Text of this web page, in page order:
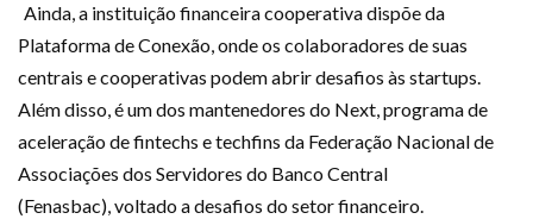
Ainda,a instituição financeira cooperativadispõe da
Plataforma de Conexão,ondeos colaboradores de suas
centrais e cooperativas podem abrir desafios às startups.
Além disso,éum dos mantenedores do Next,programade
aceleração defintechs etechfins da Federação Nacional de
Associações dos Servidores do Banco Central
(Fenasbac),voltado a desafios do setor financeiro.